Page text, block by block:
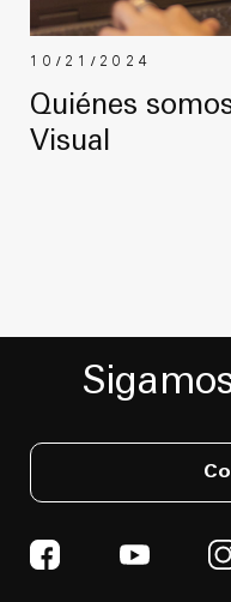
10/21/2024
Quiénes
Visual